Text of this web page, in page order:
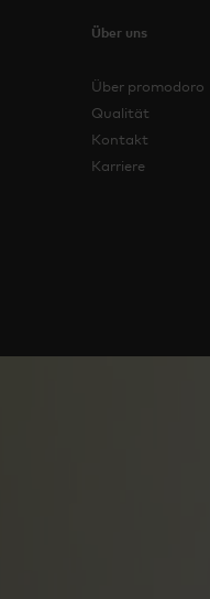
Über uns
Über promodoro
Qualität
Kontakt
Karriere